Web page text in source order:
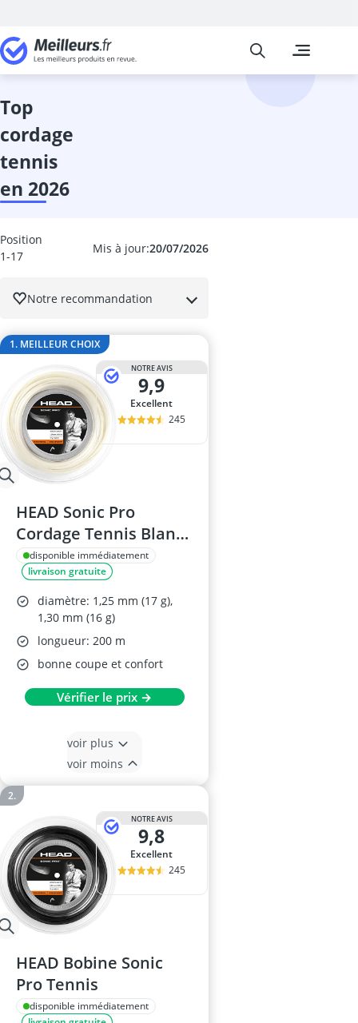
Sports et
aérateur de
Meilleurs
top
cordage
tennis
en 2026
Mis à jour:20/07/2026
Position
1-17
Notre recommandation
1. MEILLEUR CHOIX
NOTRE AVIS
9,9
Excellent
245
HEAD Sonic Pro
Cordage Tennis Blanc
1,30 mm
disponible immédiatement
livraison gratuite
diamètre: 1,25 mm (17 g),
1,30 mm (16 g)
longueur: 200 m
bonne coupe et confort
Vérifier le prix →
voir plus
voir moins
NOTRE AVIS
9,8
Excellent
245
HEAD Bobine Sonic
Pro Tennis
disponible immédiatement